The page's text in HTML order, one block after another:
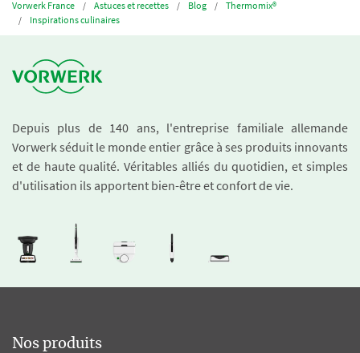
Vorwerk France Astuces et recettes Blog
Thermomix®
Inspirations culinaires
Depuis plus de 140 ans, l'entreprise familiale allemande
Vorwerk séduit le monde entier grâce à ses produits innovants
et de haute qualité. Véritables alliés du quotidien, et simples
d'utilisation ils apportent bien-être et confort de vie.
Nos produits